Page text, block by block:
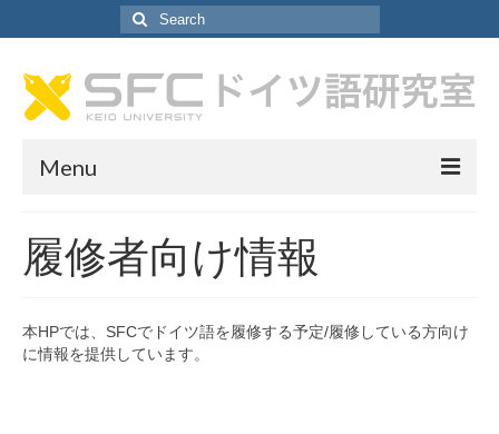
Search
for:
Menu
ドイツ語研究室について
研究室アシスタント紹介
履修者向け情報
本HPでは、SFCでドイツ語を履修する予定/履修している方向け
に情報を提供しています。